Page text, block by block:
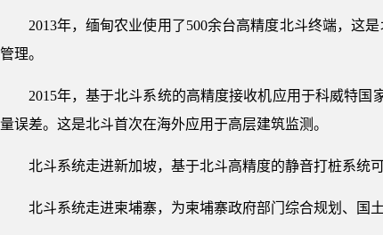
2013年，缅甸农业使用了500余台高精度北斗终端，这
管理。
2015年，基于北斗系统的高精度接收机应用于科威特
量误差。这是北斗首次在海外应用于高层建筑监测。
北斗系统走进新加坡，基于北斗高精度的静音打桩系统
北斗系统走进柬埔寨，为柬埔寨政府部门综合规划、国